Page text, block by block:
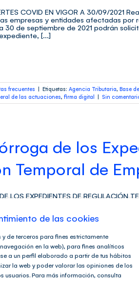
COVID EN VIGOR A 30/09/2021
empresas y entidades afectadas
30 de septiembre de 2021 podrán
[...]
frecuentes | Etiquetas: Agencia Tributaria, Base
de las actuaciones, firma digital | Sin
de los
Temporal de
LOS EXPEDIENTES DE REGULACIÓN
sobre medidas urgentes para la
autónomos.El objetivo del RDL
a la evolución [...]
| Etiquetas:Agencia Tributaria,Base de
de las actuaciones,firma digital | Sin
de las cookies
de terceros para fines estrictamente
en la web), para fines analíticos
a un perfil elaborado a partir de tus hábitos
la web y poder valorar las opiniones de los
usuarios. Para más información, consulta